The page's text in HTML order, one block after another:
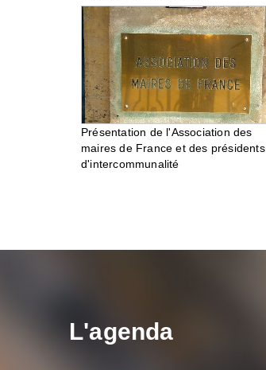
Présentation de l'Association des
maires de France et des présidents
d'intercommunalité
L'agenda